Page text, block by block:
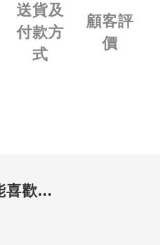
送貨及
付款方
式
顧客評
價
喜歡...